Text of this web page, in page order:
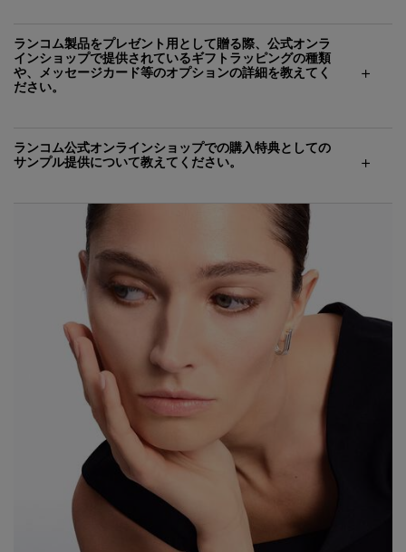
ランコム製品をプレゼント用として贈る際、公式オンラ
インショップで提供されているギフトラッピングの種類
や、メッセージカード等のオプションの詳細を教えてく
ださい。
ランコム公式オンラインショップでの購入特典としての
サンプル提供について教えてください。